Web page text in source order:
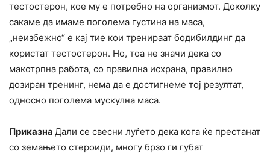
тестостерон, кое му е потребно на организмот. Доколку
сакаме да имаме поголема густина на маса,
„неизбежно“ е кај тие кои тренираат бодибилдинг да
користат тестостерон. Но, тоа не значи дека со
макотрпна работа, со правилна исхрана, правилно
дозиран тренинг, нема да е достигнеме тој резултат,
односно поголема мускулна маса.
Приказна Дали се свесни луѓето дека кога ќе престанат
со земањето стероиди, многу брзо ги губат